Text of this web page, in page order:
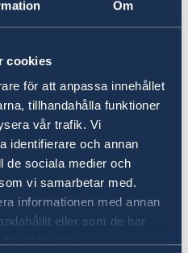
Om
cookies
för att anpassa innehållet
tillhandahålla funktioner
vår trafik. Vi
identifierare och annan
de sociala medier och
vi samarbetar med.
informationen med annan
eller som de har
reclamo o se sospetti
alle attività del
puoi inoltrare un
Affari Esteri.
al Servizio
irregolarità nel
(in inglese)